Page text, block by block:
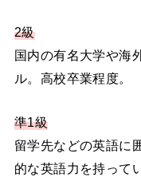
2級
国内の有名大学や海
ル。高校卒業程度。
準1級
留学先などの英語に
的な英語力を持って